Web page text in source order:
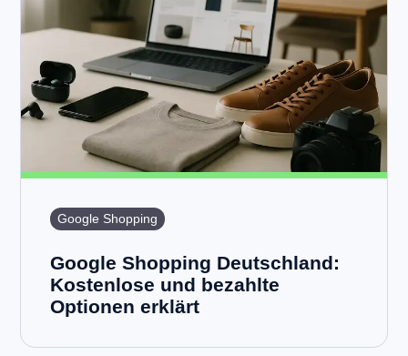
Google Shopping
Google Shopping Deutschland:
Kostenlose und bezahlte
Optionen erklärt